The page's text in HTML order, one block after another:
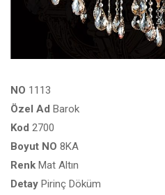
NO 1113
Özel Ad Barok
Kod 2700
Boyut NO 8KA
Renk Mat Altın
Detay Pirinç Döküm